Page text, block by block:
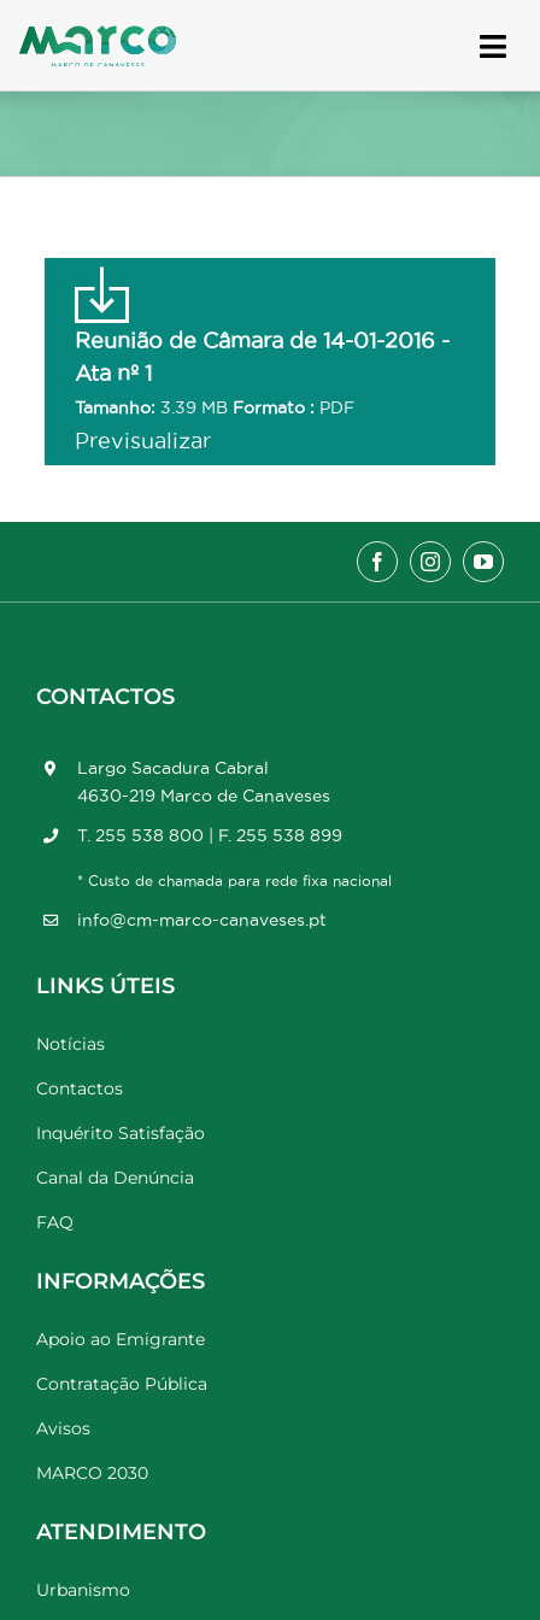
to
Reunião de Câmara de 14-01-2016 -
Ata nº 1
Tamanho: 3.39 MB Formato : PDF
Previsualizar
CONTACTOS
Largo Sacadura Cabral
4630-219 Marco de Canaveses
T. 255 538 800 | F. 255 538 899
* Custo de chamada para rede fixa nacional
info@cm-marco-canaveses.pt
LINKS ÚTEIS
Notícias
Contactos
Inquérito Satisfação
Canal da Denúncia
FAQ
INFORMAÇÕES
Apoio ao Emigrante
Contratação Pública
Avisos
MARCO 2030
ATENDIMENTO
Urbanismo